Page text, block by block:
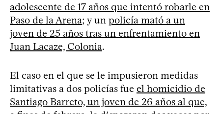
adolescente de 17 años que intentó robarle en
Paso de la Arena; y un policía mató a un
joven de 25 años tras un enfrentamiento en
Juan Lacaze, Colonia.
El caso en el que se le impusieron medidas
limitativas a dos policías fue el homicidio de
Santiago Barreto, un joven de 26 años al que,